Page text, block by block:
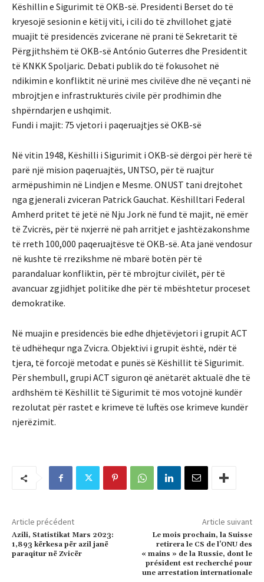
Këshillin e Sigurimit të OKB-së. Presidenti Berset do të
kryesojë sesionin e këtij viti, i cili do të zhvillohet gjatë
muajit të presidencës zvicerane në prani të Sekretarit të
Përgjithshëm të OKB-së António Guterres dhe Presidentit
të KNKK Spoljaric. Debati publik do të fokusohet në
ndikimin e konfliktit në urinë mes civilëve dhe në veçanti në
mbrojtjen e infrastrukturës civile për prodhimin dhe
shpërndarjen e ushqimit.
Fundi i majit: 75 vjetori i paqeruajtjes së OKB-së
Në vitin 1948, Këshilli i Sigurimit i OKB-së dërgoi për herë të
parë një mision paqeruajtës, UNTSO, për të ruajtur
armëpushimin në Lindjen e Mesme. ONUST tani drejtohet
nga gjenerali zviceran Patrick Gauchat. Këshilltari Federal
Amherd pritet të jetë në Nju Jork në fund të majit, në emër
të Zvicrës, për të nxjerrë në pah arritjet e jashtëzakonshme
të rreth 100,000 paqeruajtësve të OKB-së. Ata janë vendosur
në kushte të rrezikshme në mbarë botën për të
parandaluar konfliktin, për të mbrojtur civilët, për të
avancuar zgjidhjet politike dhe për të mbështetur proceset
demokratike.
Në muajin e presidencës bie edhe dhjetëvjetori i grupit ACT
të udhëhequr nga Zvicra. Objektivi i grupit është, ndër të
tjera, të forcojë metodat e punës së Këshillit të Sigurimit.
Për shembull, grupi ACT siguron që anëtarët aktualë dhe të
ardhshëm të Këshillit të Sigurimit të mos votojnë kundër
rezolutat për rastet e krimeve të luftës ose krimeve kundër
njerëzimit.
Article précédent
Azili, Statistikat Mars 2023:
1,893 kërkesa për azil janë
paraqitur në Zvicër
Article suivant
Le mois prochain, la Suisse
retirera le CS de l’ONU des
« mains » de la Russie, dont le
président est recherché pour
une arrestation internationale